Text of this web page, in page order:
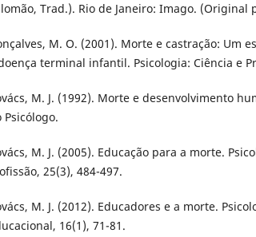
Trad.). Rio de Janeiro: Imago. (Original
M. O. (2001). Morte e castração: Um
terminal infantil. Psicologia: Ciência e
M. J. (1992). Morte e desenvolvimento
Psicólogo.
M. J. (2005). Educação para a morte.
25(3), 484-497.
M. J. (2012). Educadores e a morte.
16(1), 71-81.